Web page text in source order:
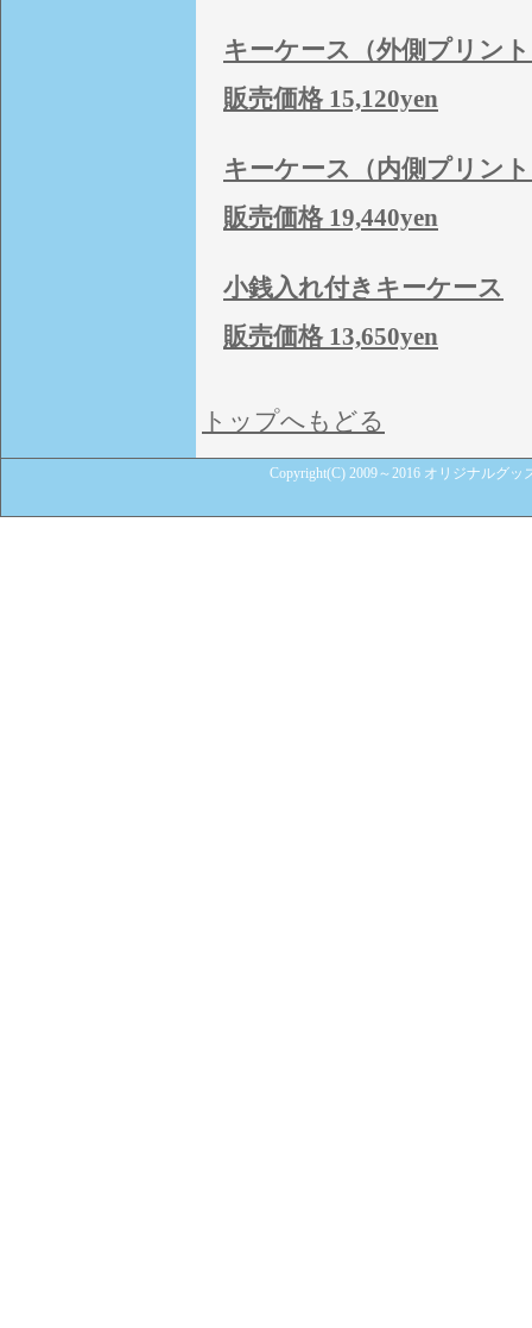
キーケース（外側プリン
販売価格 15,120yen
キーケース（内側プリン
販売価格 19,440yen
小銭入れ付きキーケース
販売価格 13,650yen
トップへもどる
Copyright(C) 2009～2016 オリジナルグ